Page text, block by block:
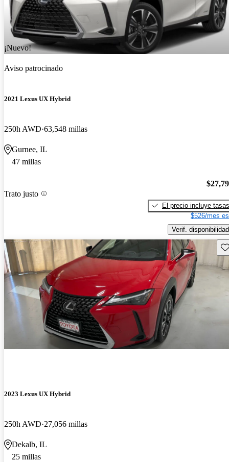
¡Nuevo!
Aviso patrocinado
2021 Lexus UX Hybrid
250h AWD 63,548 millas
Gurnee, IL
47 millas
Trato justo
El precio incluye tasas
$526/mes
Verif. disponibilidad
2023 Lexus UX Hybrid
250h AWD 27,056 millas
Dekalb, IL
25 millas